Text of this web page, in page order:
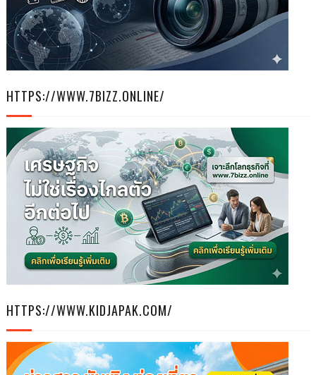
HTTPS://WWW.7BIZZ.ONLINE/
HTTPS://WWW.KIDJAPAK.COM/